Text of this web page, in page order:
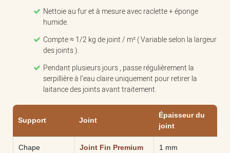
Nettoie au fur et à mesure avec raclette + éponge
humide.
Compte ≈ 1/2 kg de joint / m² ( Variable selon la largeur
des joints ).
Pendant plusieurs jours , passe régulièrement la
serpillière à l’eau claire uniquement pour retirer la
laitance des joints avant traitement.
Support Joint
Épaisseur du
joint
Chape
Joint Fin Premium
1 mm